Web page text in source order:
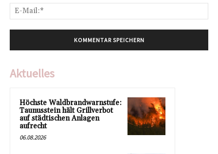
Aktuelles
Höchste Waldbrandwarnstufe:
Taunusstein hält Grillverbot
auf städtischen Anlagen
aufrecht
06.08.2026